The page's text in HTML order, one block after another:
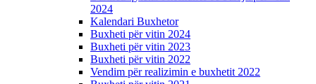
2024
Kalendari Buxhetor
Buxheti për vitin 2024
Buxheti për vitin 2023
Buxheti për vitin 2022
Vendim për realizimin e buxhetit 2022